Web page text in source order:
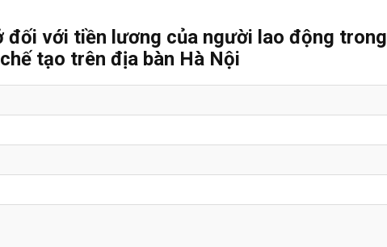
đối với tiền lương của người lao động trong
tạo trên địa bàn Hà Nội